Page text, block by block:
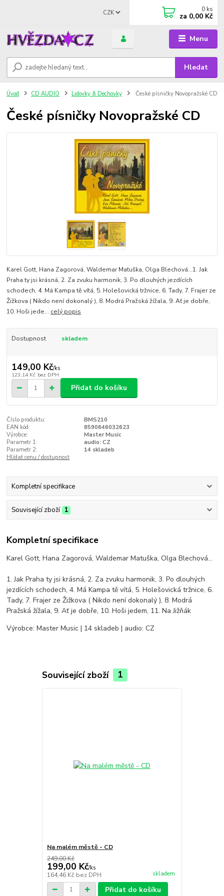
Menu
CZK
Hledat
0 ks
za 0,00 Kč
Úvod CD AUDIO Lidovky & Dechovky České písničky Novopražské CD
České písničky Novopražské CD
Karel Gott, Hana Zagorová, Waldemar Matuška, Olga Blechová...1. Jak
Praha ty jsi krásná, 2. Za zvuku harmonik, 3. Po dlouhých jezdících
schodech, 4. Má Kampa tě vítá, 5. Holešovická tržnice, 6. Tady, 7. Frajer ze
Žižkova ( Nikdo není dokonalý ), 8. Modrá Pražská žížala, 9. Ať je dobře,
10. Hoši jede... celý popis
Dostupnost skladem
149,00 Kč/ks
123,14 Kč bez DPH
Přidat do košíku
Číslo produktu:
BMS210
EAN kód:
8590646032623
Výrobce:
Master Music
Parametr 1:
audio: CZ
Parametr 2:
14 skladeb
Hlídat cenu / dostupnost
Kompletní specifikace
Související zboží 1
Kompletní specifikace
Karel Gott, Hana Zagorová, Waldemar Matuška, Olga Blechová...
1. Jak Praha ty jsi krásná, 2. Za zvuku harmonik, 3. Po dlouhých
jezdících schodech, 4. Má Kampa tě vítá, 5. Holešovická tržnice, 6.
Tady, 7. Frajer ze Žižkova ( Nikdo není dokonalý ), 8. Modrá
Pražská žížala, 9. Ať je dobře, 10. Hoši jedem, 11. Na Jižňák
Výrobce: Master Music | 14 skladeb | audio: CZ
Související zboží 1
Na malém městě - CD
249,00 Kč
199,00 Kč/ks
164,46 Kč bez DPH skladem
Přidat do košíku